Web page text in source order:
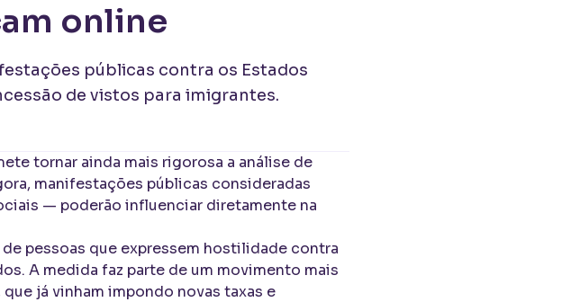
online
públicas contra os Estados
de vistos para imigrantes.
tornar ainda mais rigorosa a análise de
manifestações públicas consideradas
— poderão influenciar diretamente na
pessoas que expressem hostilidade contra
A medida faz parte de um movimento mais
já vinham impondo novas taxas e